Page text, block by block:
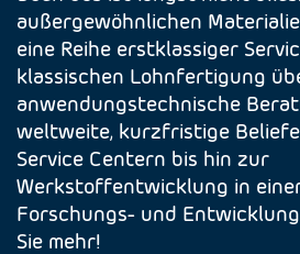
außergewöhnlichen
eine Reihe erstklassiger
klassischen Lohnfertigung
anwendungstechnische
weltweite, kurzfristige
Service Centern bis hin zur
Werkstoffentwicklung in
Forschungs- und
Sie mehr!